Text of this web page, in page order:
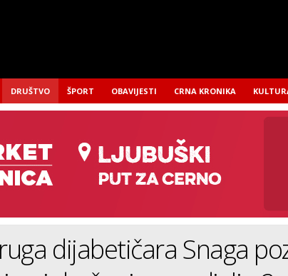
DRUŠTVO ŠPORT OBAVIJESTI CRNA KRONIKA
dijabetičara Snaga